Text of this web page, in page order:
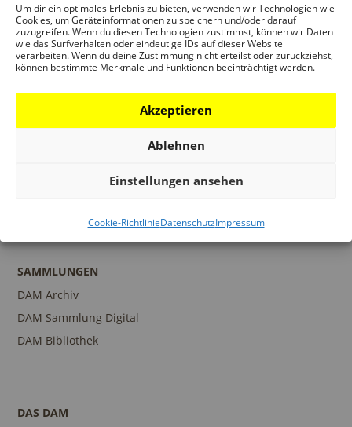
Um dir ein optimales Erlebnis zu bieten, verwenden wir Technologien wie
Cookies, um Geräteinformationen zu speichern und/oder darauf
zuzugreifen. Wenn du diesen Technologien zustimmst, können wir Daten
wie das Surfverhalten oder eindeutige IDs auf dieser Website
verarbeiten. Wenn du deine Zustimmung nicht erteilst oder zurückziehst,
können bestimmte Merkmale und Funktionen beeinträchtigt werden.
Akzeptieren
Ablehnen
Einstellungen ansehen
Cookie-RichtlinieDatenschutzImpressum
Architekturpreise
Publikationen
Programm
SAMMLUNGEN
DAM Archiv
DAM Sammlung Digital
DAM Bibliothek
DAS DAM